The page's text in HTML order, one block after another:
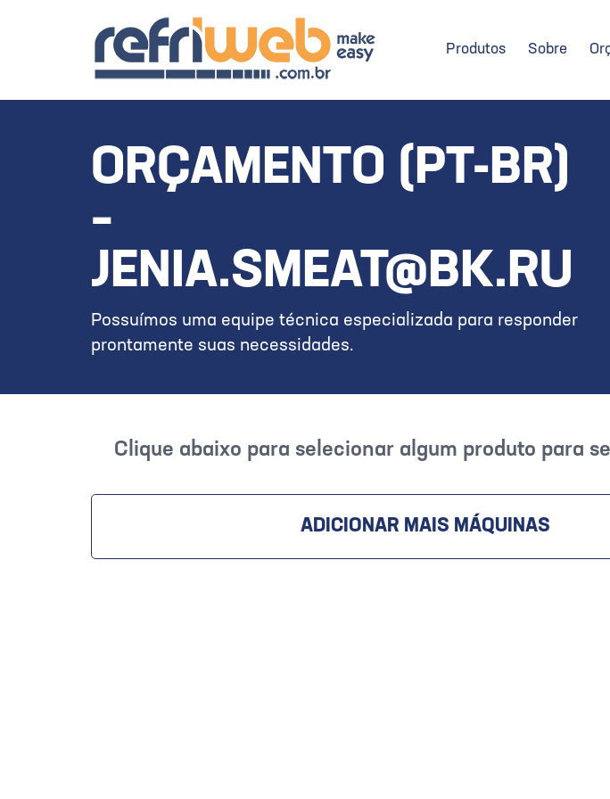
Produtos Sobre
ORÇAMENTO (PT-BR)
–
JENIA.SMEAT@BK.RU
Possuímos uma equipe técnica especializada para responder
prontamente suas necessidades.
Clique abaixo para selecionar algum produto para
ADICIONAR MAIS MÁQUINAS